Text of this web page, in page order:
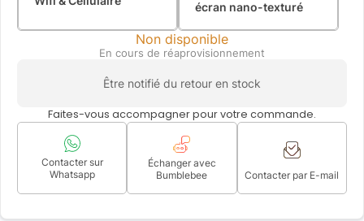
écran nano-texturé
Non disponible
En cours de réaprovisionnement
Être notifié du retour en stock
Faites-vous accompagner pour votre commande.
Contacter sur
Whatsapp
Échanger avec
Bumblebee
Contacter par E-mail